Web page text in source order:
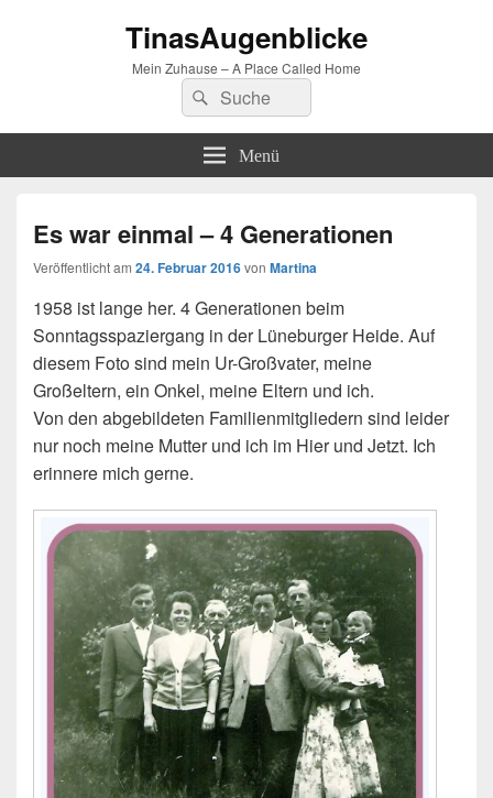
TinasAugenblicke
Mein Zuhause – A Place Called Home
Suchen
nach:
Suchen
Menü
Es war einmal – 4 Generationen
Veröffentlicht am 24. Februar 2016von Martina
1958 ist lange her. 4 Generationen beim
Sonntagsspaziergang in der Lüneburger Heide. Auf
diesem Foto sind mein Ur-Großvater, meine
Großeltern, ein Onkel, meine Eltern und ich.
Von den abgebildeten Familienmitgliedern sind leider
nur noch meine Mutter und ich im Hier und Jetzt. Ich
erinnere mich gerne.